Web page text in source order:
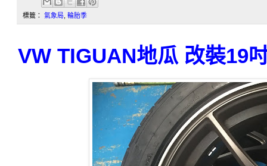
標籤： 氣象局 輪胎季
VW TIGUAN地瓜 改裝19